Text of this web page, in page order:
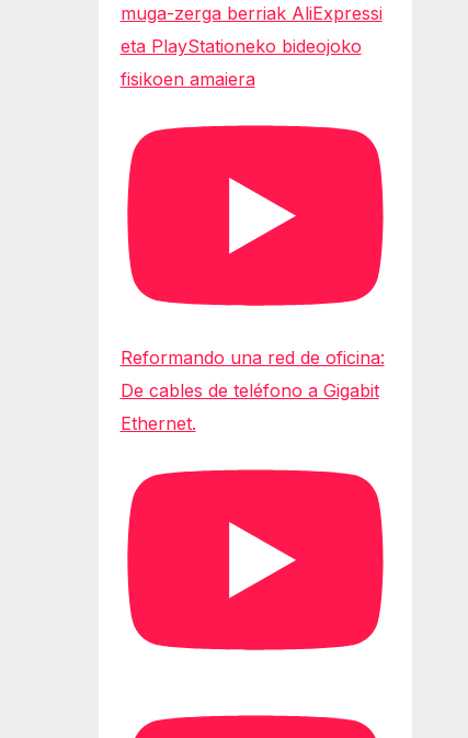
muga-zerga berriak AliExpressi
eta PlayStationeko bideojoko
fisikoen amaiera
Reformando una red de oficina:
De cables de teléfono a Gigabit
Ethernet.